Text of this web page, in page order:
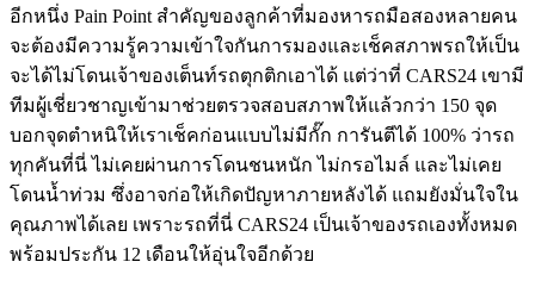
อีกหนึ่ง Pain Point สำคัญของลูกค้าที่มองหารถมือสองหลายคน
จะต้องมีความรู้ความเข้าใจกันการมองและเช็คสภาพรถให้เป็น
จะได้ไม่โดนเจ้าของเต็นท์รถตุกติกเอาได้ แต่ว่าที่ CARS24 เขามี
ทีมผู้เชี่ยวชาญเข้ามาช่วยตรวจสอบสภาพให้แล้วกว่า 150 จุด
บอกจุดตำหนิให้เราเช็คก่อนแบบไม่มีกั๊ก การันตีได้ 100% ว่ารถ
ทุกคันที่นี่ ไม่เคยผ่านการโดนชนหนัก ไม่กรอไมล์ และไม่เคย
โดนน้ำท่วม ซึ่งอาจก่อให้เกิดปัญหาภายหลังได้ แถมยังมั่นใจใน
คุณภาพได้เลย เพราะรถที่นี่ CARS24 เป็นเจ้าของรถเองทั้งหมด
พร้อมประกัน 12 เดือนให้อุ่นใจอีกด้วย